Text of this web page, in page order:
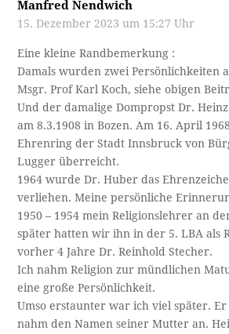
Manfred Nendwich
15. Dezember 2023 um 15:27 Uhr
Eine kleine Randbemerkung :
Damals wurden zwei Persönlichkeiten
Msgr. Prof Karl Koch, siehe obigen
Und der damalige Dompropst Dr.
am 8.3.1908 in Bozen. Am 16. April
Ehrenring der Stadt Innsbruck von
Lugger überreicht.
1964 wurde Dr. Huber das
verliehen. Meine persönliche
1950 – 1954 mein Religionslehrer an
später hatten wir ihn in der 5. LBA als
vorher 4 Jahre Dr. Reinhold Stecher.
Ich nahm Religion zur mündlichen
eine große Persönlichkeit.
Umso erstaunter war ich viel später.
nahm den Namen seiner Mutter an.